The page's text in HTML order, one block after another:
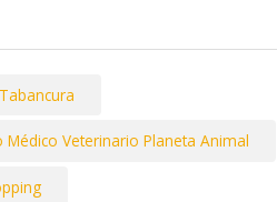
Médico Veterinario Planeta Animal